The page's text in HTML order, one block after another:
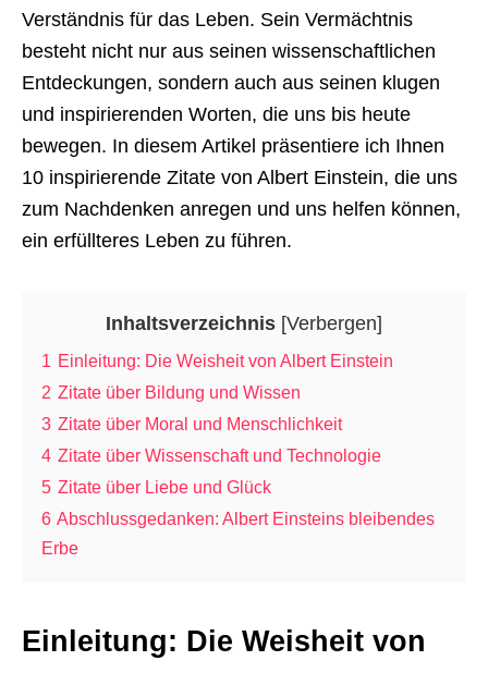
Verständnis für das Leben. Sein Vermächtnis
besteht nicht nur aus seinen wissenschaftlichen
Entdeckungen, sondern auch aus seinen klugen
und inspirierenden Worten, die uns bis heute
bewegen. In diesem Artikel präsentiere ich Ihnen
10 inspirierende Zitate von Albert Einstein, die uns
zum Nachdenken anregen und uns helfen können,
ein erfüllteres Leben zu führen.
Inhaltsverzeichnis [Verbergen]
1 Einleitung: Die Weisheit von Albert Einstein
2 Zitate über Bildung und Wissen
3 Zitate über Moral und Menschlichkeit
4 Zitate über Wissenschaft und Technologie
5 Zitate über Liebe und Glück
6 Abschlussgedanken: Albert Einsteins bleibendes
Erbe
Einleitung: Die Weisheit von